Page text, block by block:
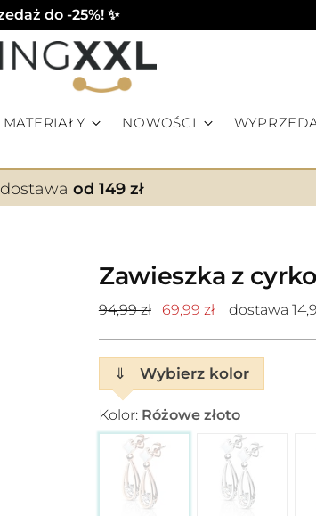
do -25%! ✨
MATERIAŁY NOWOŚCI
od 149 zł
Zawieszka z
Cena
94,99 zł 69,99 zł dostawa
⇓ Wybierz kolor
Kolor: Różowe złoto